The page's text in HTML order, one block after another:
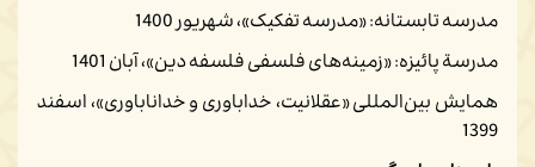
مدرسه تابستانه: «مدرسه تفکیک»، شهریور 1400
مدرسة پائیزه: «زمینه‌های فلسفی فلسفه دین»، آبان 1401
همایش بین‌المللی «عقلانیت، خداباوری و خداناباوری»، اسفند
1399